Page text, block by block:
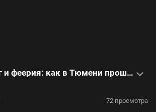
Слезы, восторг и феерия: как в Тюмени прошла Народная премия со звездными артистами
72 просмотра